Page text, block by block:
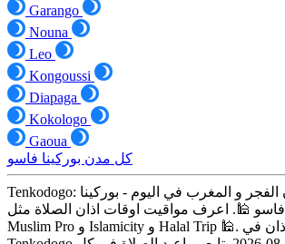
Garango
Nouna
Leo
Kongoussi
Diapaga
Kokologo
Gaoua
كل مدن بوركينا فاسو
Tenkodogo: مواقيت الصلاة اذان الفجر و المغرب في اليوم - بوركينا
فاسو 🕌. اعرف مواقيت اوقات اذان الصلاة مثل 🕌 Islamic Finder و
Muslim Pro و Islamicity و Halal Trip 🕌. مواعيد الصلاة والأذان في